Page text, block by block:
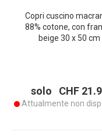
Copri cuscino
88% cotone, con
beige 30 x 50 cm
solo CHF
Attualmente non